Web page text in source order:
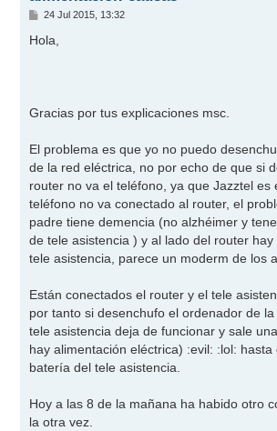
M
n
24 Jul 2015, 13:32
Hola,
Gracias por tus explicaciones msc.
El problema es que yo no puedo
de la red eléctrica, no por echo de que si
router no va el teléfono, ya que Jazztel es
teléfono no va conectado al router, el
padre tiene demencia (no alzhéimer y
de tele asistencia ) y al lado del router
tele asistencia, parece un moderm de los
Están conectados el router y el tele
por tanto si desenchufo el ordenador de
tele asistencia deja de funcionar y sale
hay alimentación eléctrica) :evil: :lol: hasta
batería del tele asistencia.
Hoy a las 8 de la mañana ha habido otro
la otra vez.